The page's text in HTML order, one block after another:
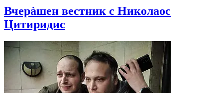
Вчерàшен вестник с Николаос
Цитиридис